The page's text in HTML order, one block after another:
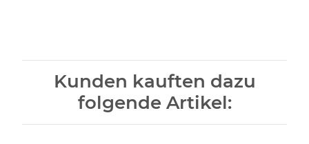
Kunden kauften dazu
folgende Artikel: